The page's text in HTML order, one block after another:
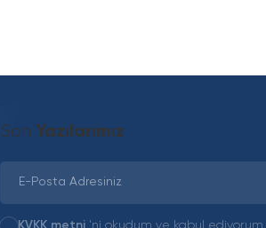
Son Yazılarımız
KVKK metni 'ni okudum ve kabul ediyorum.